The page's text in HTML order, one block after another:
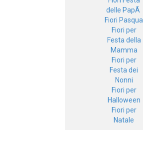
delle PapÃ
Fiori Pasqua
Fiori per
Festa della
Mamma
Fiori per
Festa dei
Nonni
Fiori per
Halloween
Fiori per
Natale